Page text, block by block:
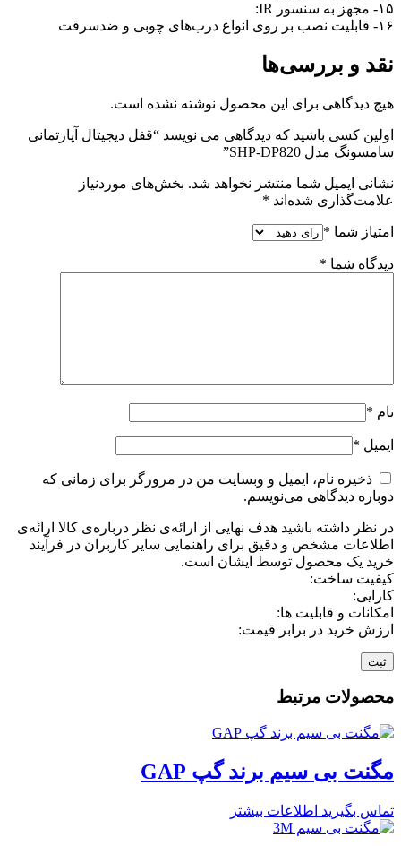
۱۵- مجهز به سنسور IR:
۱۶- قابلیت نصب بر روی انواع درب‌های چوبی و ضدسرقت
نقد و بررسی‌ها
هیچ دیدگاهی برای این محصول نوشته نشده است.
اولین کسی باشید که دیدگاهی می نویسد “قفل دیجیتال آپارتمانی
سامسونگ مدل SHP-DP820”
نشانی ایمیل شما منتشر نخواهد شد. بخش‌های موردنیاز
علامت‌گذاری شده‌اند *
امتیاز شما *
دیدگاه شما *
نام *
ایمیل *
ذخیره نام، ایمیل و وبسایت من در مرورگر برای زمانی که
دوباره دیدگاهی می‌نویسم.
در نظر داشته باشید هدف نهایی از ارائه‌ی نظر درباره‌ی کالا ارائه‌ی
اطلاعات مشخص و دقیق برای راهنمایی سایر کاربران در فرآیند
خرید یک محصول توسط ایشان است.
کیفیت ساخت:
کارایی:
امکانات و قابلیت ها:
ارزش خرید در برابر قیمت:
محصولات مرتبط
مگنت بی سیم برند گپ GAP
تماس بگیرید اطلاعات بیشتر